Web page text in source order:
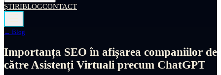
ȘTIRIBLOGCONTACT
← Blog
Importanța SEO în afișarea companiilor de
către Asistenți Virtuali precum ChatGPT